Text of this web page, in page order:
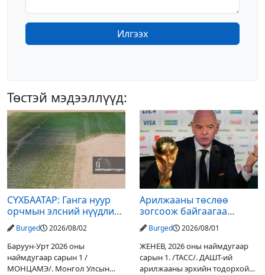
Илгээх
Төстэй мэдээллүүд:
СҮХБААТАР: Ганга нуур
орчмын элсний нүүдлийг
зогсоох туршилтын ажил
үр дүнгээ өгч эхэлжээ
Burged 2026/08/02
Баруун-Урт 2026 оны
наймдугаар сарын 1 /
МОНЦАМЭ/. Монгол Улсын
Арилжааны төслөө
зогсоож байгаагаа
Ж.Инфантино мэдэгдэв
Burged 2026/08/01
ЖЕНЕВ, 2026 оны наймдугаар
сарын 1. /ТАСС/. ДАШТ-ий
арилжааны эрхийн тодорхой